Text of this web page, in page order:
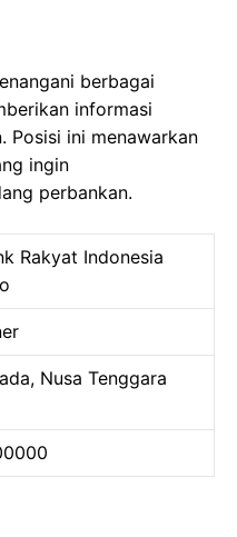
berbagai
informasi
Posisi ini menawarkan
ingin
perbankan.
Rakyat Indonesia
Nusa Tenggara